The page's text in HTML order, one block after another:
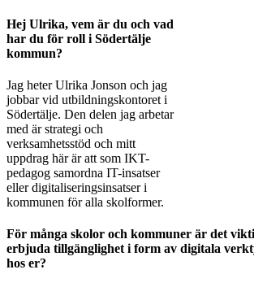
Hej Ulrika, vem är du och vad
har du för roll i Södertälje
kommun?
Jag heter Ulrika Jonson och jag
jobbar vid utbildningskontoret i
Södertälje. Den delen jag arbetar
med är strategi och
verksamhetsstöd och mitt
uppdrag här är att som IKT-
pedagog samordna IT-insatser
eller digitaliseringsinsatser i
kommunen för alla skolformer.
För många skolor och kommuner är det
erbjuda tillgänglighet i form av digitala
hos er?